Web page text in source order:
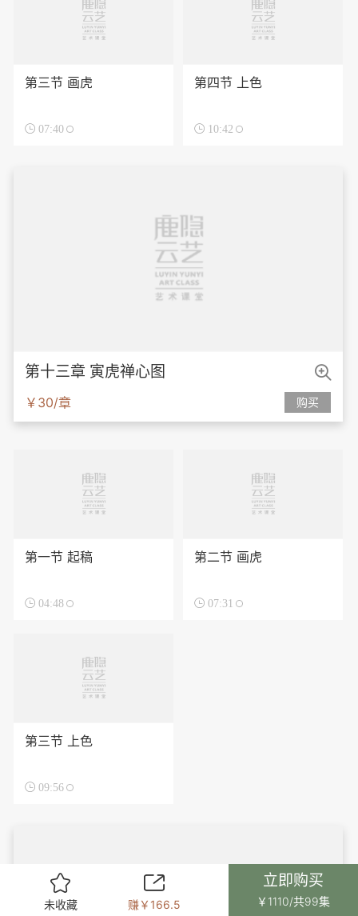
第三节 画虎
 07:40
第四节 上色
 10:42
第十三章 寅虎禅心图
￥30/章 购买

第一节 起稿
 04:48
第二节 画虎
 07:31
第三节 上色
 09:56

未收藏

赚￥166.5
立即购买
￥1110/共99集